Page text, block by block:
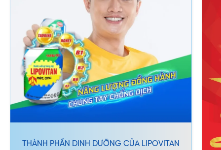
THÀNH PHẦN DINH DƯỠNG CỦA LIPOVITAN